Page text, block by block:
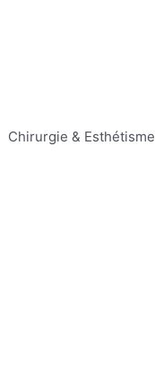
Chirurgie & Esthétisme